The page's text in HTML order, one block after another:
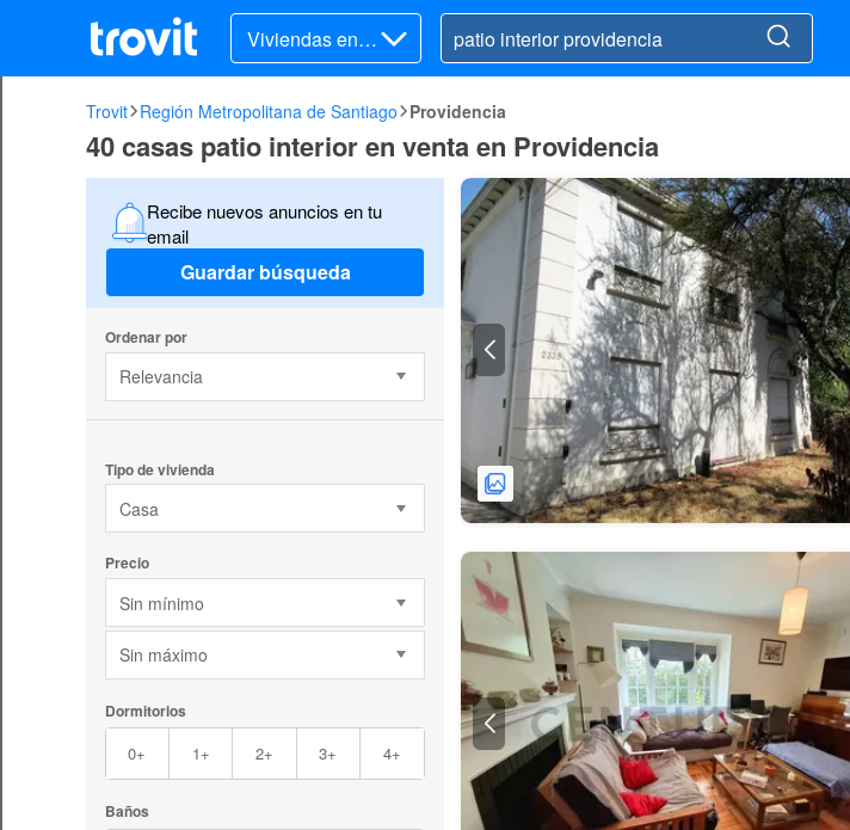
Viviendas en v
enta
Trovit Región Metropolitana de Santiago Providencia
40 casas patio interior en venta en Providencia
Recibe nuevos anuncios en tu
email
Guardar búsqueda
Ordenar por
Relevancia
Tipo de vivienda
Casa
Precio
Sin mínimo
Sin máximo
Dormitorios
0+ 1+ 2+ 3+ 4+
Baños